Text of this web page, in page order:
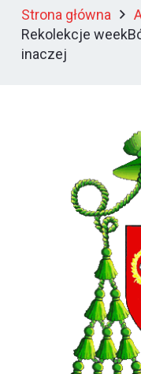
Strona główna
Rekolekcje
inaczej